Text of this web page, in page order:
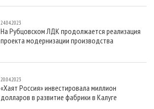
24.04.2023
На Рубцовском ЛДК продолжается реализация
проекта модернизации производства
20.04.2023
«Хaят Россия» инвестировала миллион
долларов в развитие фабрики в Калуге